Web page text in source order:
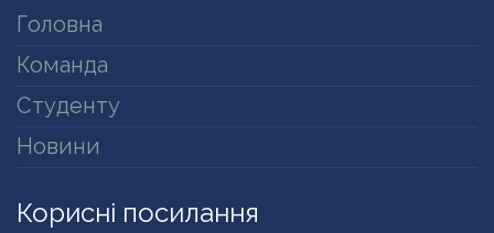
Головна
Команда
Студенту
Новини
Корисні посилання